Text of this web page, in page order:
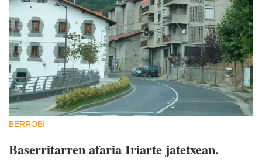
BERROBI
Baserritarren afaria Iriarte jatetxean.